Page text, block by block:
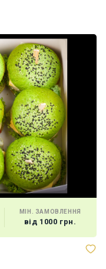
МІН. ЗАМОВЛЕННЯ
від 1000 грн.